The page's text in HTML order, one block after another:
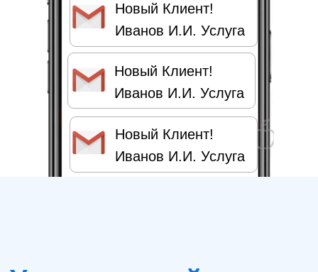
Новый Клиент!
Иванов И.И. Услуга
....
Новый Клиент!
Иванов И.И. Услуга
....
Новый Клиент!
Иванов И.И. Услуга
100 клиентов
50 клиентов
30 клиентов 10 клиентов